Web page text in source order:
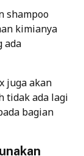
shampoo
kimianya
ada
juga akan
tidak ada lagi
bagian